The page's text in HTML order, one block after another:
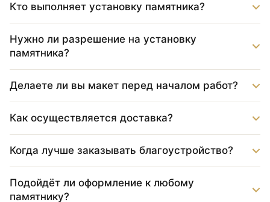
Кто выполняет установку памятника?
Нужно ли разрешение на установку
памятника?
Делаете ли вы макет перед началом работ?
Как осуществляется доставка?
Когда лучше заказывать благоустройство?
Подойдёт ли оформление к любому
памятнику?